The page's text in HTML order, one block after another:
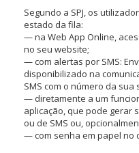
Segundo a SPJ, os
estado da fila:
— na Web App Online,
no seu website;
— com alertas por SMS:
disponibilizado na
SMS com o número da
— diretamente a um
aplicação, que pode gerar
ou de SMS ou,
— com senha em papel no